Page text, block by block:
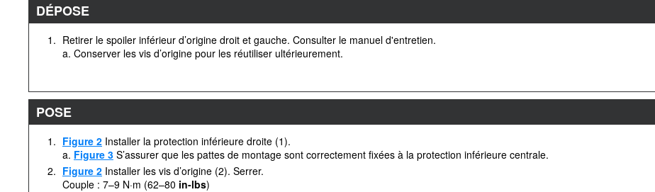
DÉPOSE
1. Retirer le spoiler inférieur d’origine droit et gauche. Consulter le manuel d'entretien.
a. Conserver les vis d’origine pour les réutiliser ultérieurement.
POSE
1. Figure 2 Installer la protection inférieure droite (1).
a. Figure 3 S’assurer que les pattes de montage sont correctement fixées à la protection inférieure centrale.
2. Figure 2 Installer les vis d’origine (2). Serrer.
Couple : 7–9 N·m (62–80 in-lbs)